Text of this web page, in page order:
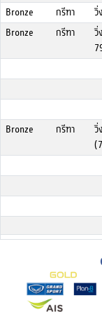
Bronze
กรีฑา วิ่
Bronze
กรีฑา
วิ่
Bronze
กรีฑา
วิ่